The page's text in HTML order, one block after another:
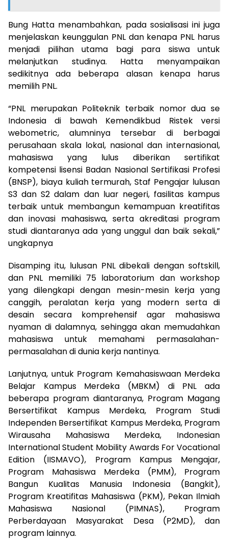
Bung Hatta menambahkan, pada sosialisasi ini juga
menjelaskan keunggulan PNL dan kenapa PNL harus
menjadi pilihan utama bagi para siswa untuk
melanjutkan studinya. Hatta menyampaikan
sedikitnya ada beberapa alasan kenapa harus
memilih PNL.
“PNL merupakan Politeknik terbaik nomor dua se
Indonesia di bawah Kemendikbud Ristek versi
webometric, alumninya tersebar di berbagai
perusahaan skala lokal, nasional dan internasional,
mahasiswa yang lulus diberikan sertifikat
kompetensi lisensi Badan Nasional Sertifikasi Profesi
(BNSP), biaya kuliah termurah, Staf Pengajar lulusan
S3 dan S2 dalam dan luar negeri, fasilitas kampus
terbaik untuk membangun kemampuan kreatifitas
dan inovasi mahasiswa, serta akreditasi program
studi diantaranya ada yang unggul dan baik sekali,”
ungkapnya
Disamping itu, lulusan PNL dibekali dengan softskill,
dan PNL memiliki 75 laboratorium dan workshop
yang dilengkapi dengan mesin-mesin kerja yang
canggih, peralatan kerja yang modern serta di
desain secara komprehensif agar mahasiswa
nyaman di dalamnya, sehingga akan memudahkan
mahasiswa untuk memahami permasalahan-
permasalahan di dunia kerja nantinya.
Lanjutnya, untuk Program Kemahasiswaan Merdeka
Belajar Kampus Merdeka (MBKM) di PNL ada
beberapa program diantaranya, Program Magang
Bersertifikat Kampus Merdeka, Program Studi
Independen Bersertifikat Kampus Merdeka, Program
Wirausaha Mahasiswa Merdeka, Indonesian
International Student Mobility Awards For Vocational
Edition (IISMAVO), Program Kampus Mengajar,
Program Mahasiswa Merdeka (PMM), Program
Bangun Kualitas Manusia Indonesia (Bangkit),
Program Kreatifitas Mahasiswa (PKM), Pekan Ilmiah
Mahasiswa Nasional (PIMNAS), Program
Perberdayaan Masyarakat Desa (P2MD), dan
program lainnya.